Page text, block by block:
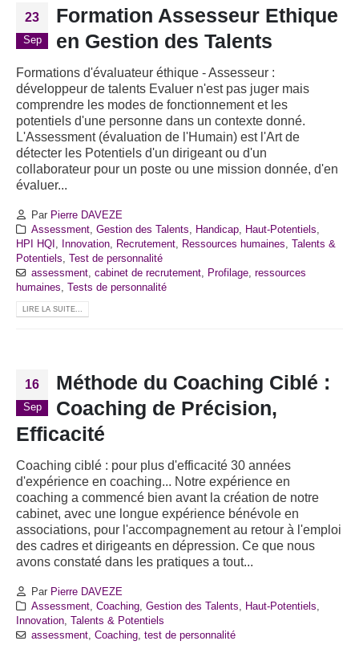
23
Sep
Formation Assesseur Ethique
en Gestion des Talents
Formations d'évaluateur éthique - Assesseur :
développeur de talents Evaluer n'est pas juger mais
comprendre les modes de fonctionnement et les
potentiels d'une personne dans un contexte donné.
L'Assessment (évaluation de l'Humain) est l'Art de
détecter les Potentiels d'un dirigeant ou d'un
collaborateur pour un poste ou une mission donnée, d'en
évaluer...
Par Pierre DAVEZE
Assessment, Gestion des Talents, Handicap, Haut-Potentiels,
HPI HQI , Innovation, Recrutement, Ressources humaines, Talents &
Potentiels, Test de personnalité
assessment, cabinet de recrutement, Profilage, ressources
humaines, Tests de personnalité
LIRE LA SUITE...
16
Sep
Méthode du Coaching Ciblé :
Coaching de Précision,
Efficacité
Coaching ciblé : pour plus d'efficacité 30 années
d'expérience en coaching... Notre expérience en
coaching a commencé bien avant la création de notre
cabinet, avec une longue expérience bénévole en
associations, pour l'accompagnement au retour à l'emploi
des cadres et dirigeants en dépression. Ce que nous
avons constaté dans les pratiques a tout...
Par Pierre DAVEZE
Assessment, Coaching, Gestion des Talents, Haut-Potentiels,
Innovation,
Talents & Potentiels
assessment, Coaching, test de personnalité